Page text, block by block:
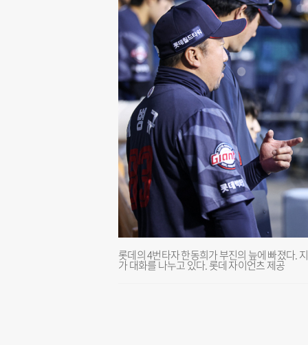
롯데의 4번타자 한동희가 부진의 늪에 빠졌다.
가 대화를 나누고 있다. 롯데 자이언츠 제공